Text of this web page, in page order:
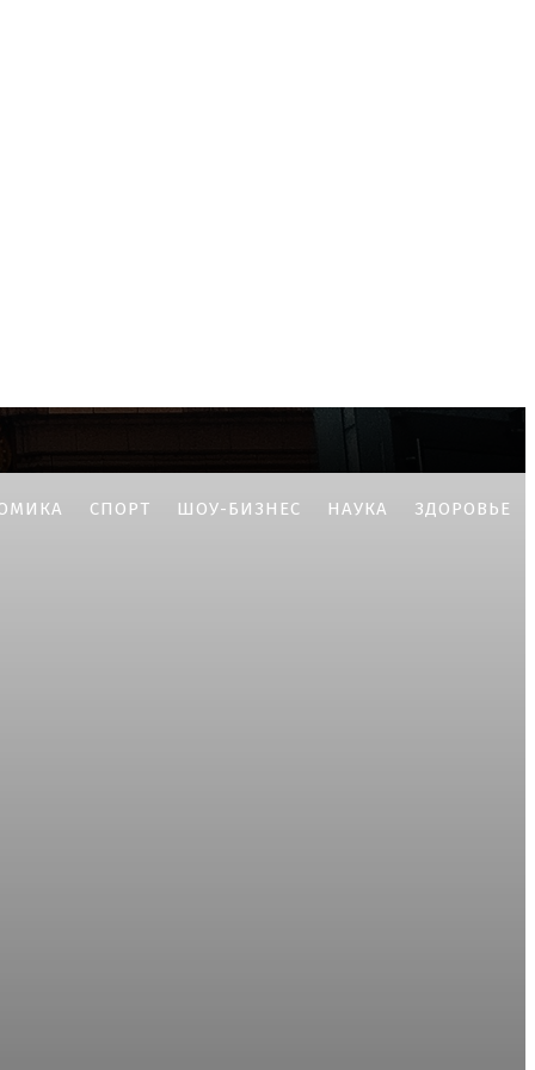
СПОРТ ШОУ-БИЗНЕС НАУКА ЗДОРОВЬЕ